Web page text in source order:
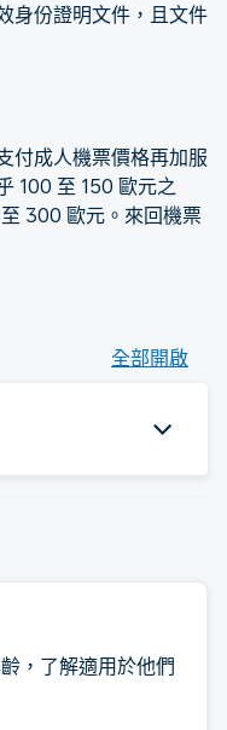
身份證明文件，且文件
付成人機票價格再加服
100 至 150 歐元之
300 歐元。來回機票
全部開啟
，了解適用於他們